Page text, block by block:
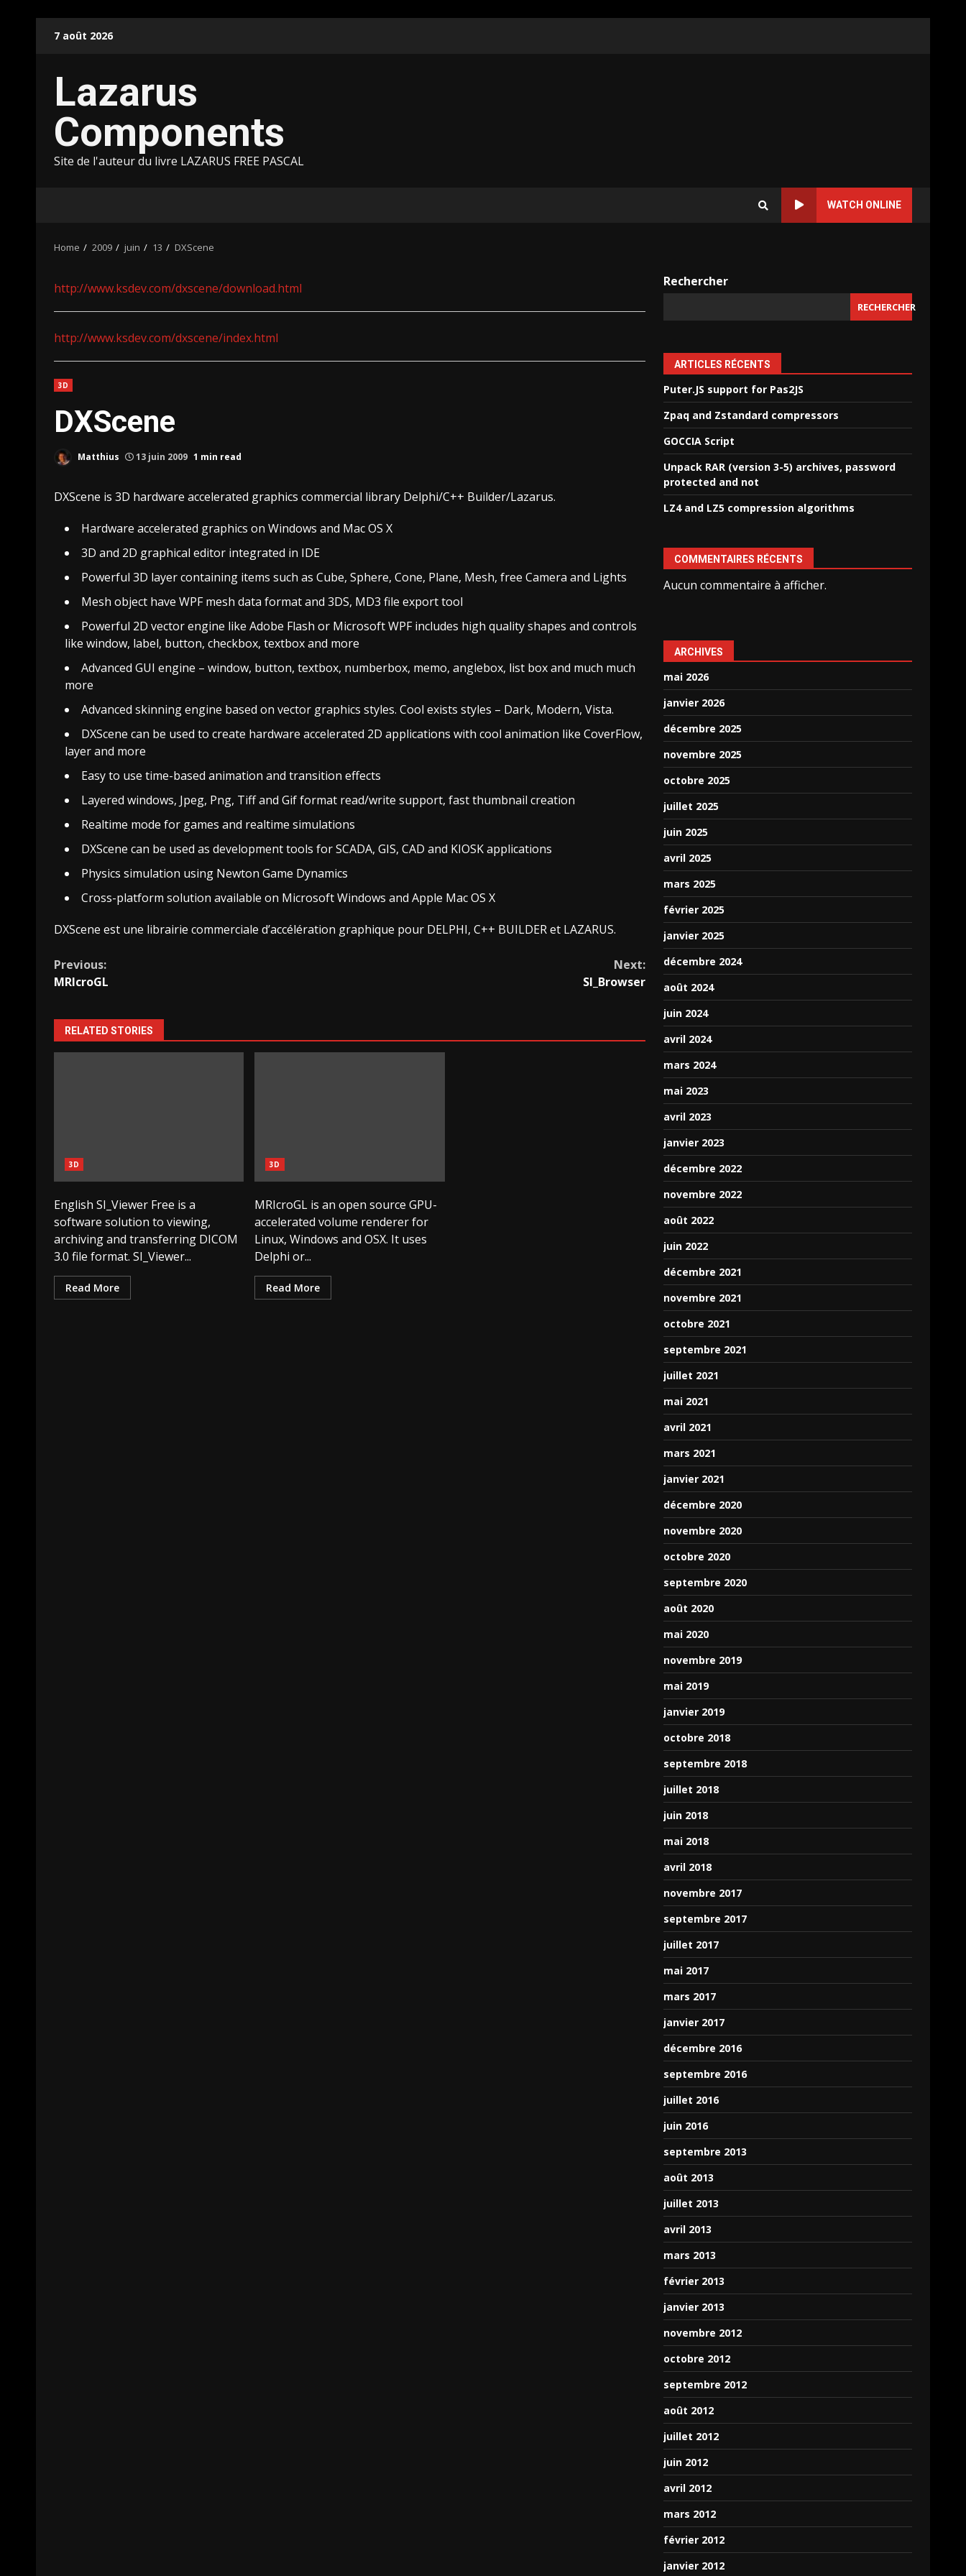
7 août 2026
Lazarus
Components
Site de l'auteur du livre LAZARUS FREE PASCAL
WATCH ONLINE
Home 2009 juin 13 DXScene
http://www.ksdev.com/dxscene/download.html
http://www.ksdev.com/dxscene/index.html
3D
DXScene
Matthius 13 juin 2009 1 min read
DXScene is 3D hardware accelerated graphics commercial library Delphi/C++ Builder/Lazarus.
Hardware accelerated graphics on Windows and Mac OS X
3D and 2D graphical editor integrated in IDE
Powerful 3D layer containing items such as Cube, Sphere, Cone, Plane, Mesh, free Camera and Lights
Mesh object have WPF mesh data format and 3DS, MD3 file export tool
Powerful 2D vector engine like Adobe Flash or Microsoft WPF includes high quality shapes and controls
like window, label, button, checkbox, textbox and more
Advanced GUI engine – window, button, textbox, numberbox, memo, anglebox, list box and much much
more
Advanced skinning engine based on vector graphics styles. Cool exists styles – Dark, Modern, Vista.
DXScene can be used to create hardware accelerated 2D applications with cool animation like CoverFlow,
layer and more
Easy to use time-based animation and transition effects
Layered windows, Jpeg, Png, Tiff and Gif format read/write support, fast thumbnail creation
Realtime mode for games and realtime simulations
DXScene can be used as development tools for SCADA, GIS, CAD and KIOSK applications
Physics simulation using Newton Game Dynamics
Cross-platform solution available on Microsoft Windows and Apple Mac OS X
DXScene est une librairie commerciale d’accélération graphique pour DELPHI, C++ BUILDER et LAZARUS.
Continue
Previous:
MRIcroGL
Next:
SI_Browser
RELATED STORIES
3D
English SI_Viewer Free is a
software solution to viewing,
archiving and transferring DICOM
3.0 file format. SI_Viewer...
Read More
3D
MRIcroGL is an open source GPU-
accelerated volume renderer for
Linux, Windows and OSX. It uses
Delphi or...
Read More
Rechercher
RECHERCHER
ARTICLES RÉCENTS
Puter.JS support for Pas2JS
Zpaq and Zstandard compressors
GOCCIA Script
Unpack RAR (version 3-5) archives, password
protected and not
LZ4 and LZ5 compression algorithms
COMMENTAIRES RÉCENTS
Aucun commentaire à afficher.
ARCHIVES
mai 2026
janvier 2026
décembre 2025
novembre 2025
octobre 2025
juillet 2025
juin 2025
avril 2025
mars 2025
février 2025
janvier 2025
décembre 2024
août 2024
juin 2024
avril 2024
mars 2024
mai 2023
avril 2023
janvier 2023
décembre 2022
novembre 2022
août 2022
juin 2022
décembre 2021
novembre 2021
octobre 2021
septembre 2021
juillet 2021
mai 2021
avril 2021
mars 2021
janvier 2021
décembre 2020
novembre 2020
octobre 2020
septembre 2020
août 2020
mai 2020
novembre 2019
mai 2019
janvier 2019
octobre 2018
septembre 2018
juillet 2018
juin 2018
mai 2018
avril 2018
novembre 2017
septembre 2017
juillet 2017
mai 2017
mars 2017
janvier 2017
décembre 2016
septembre 2016
juillet 2016
juin 2016
septembre 2013
août 2013
juillet 2013
avril 2013
mars 2013
février 2013
janvier 2013
novembre 2012
octobre 2012
septembre 2012
août 2012
juillet 2012
juin 2012
avril 2012
mars 2012
février 2012
janvier 2012